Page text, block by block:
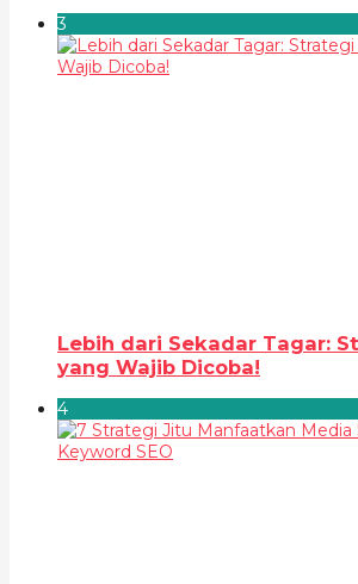
3
Lebih dari Sekadar Tagar:
yang Wajib Dicoba!
4